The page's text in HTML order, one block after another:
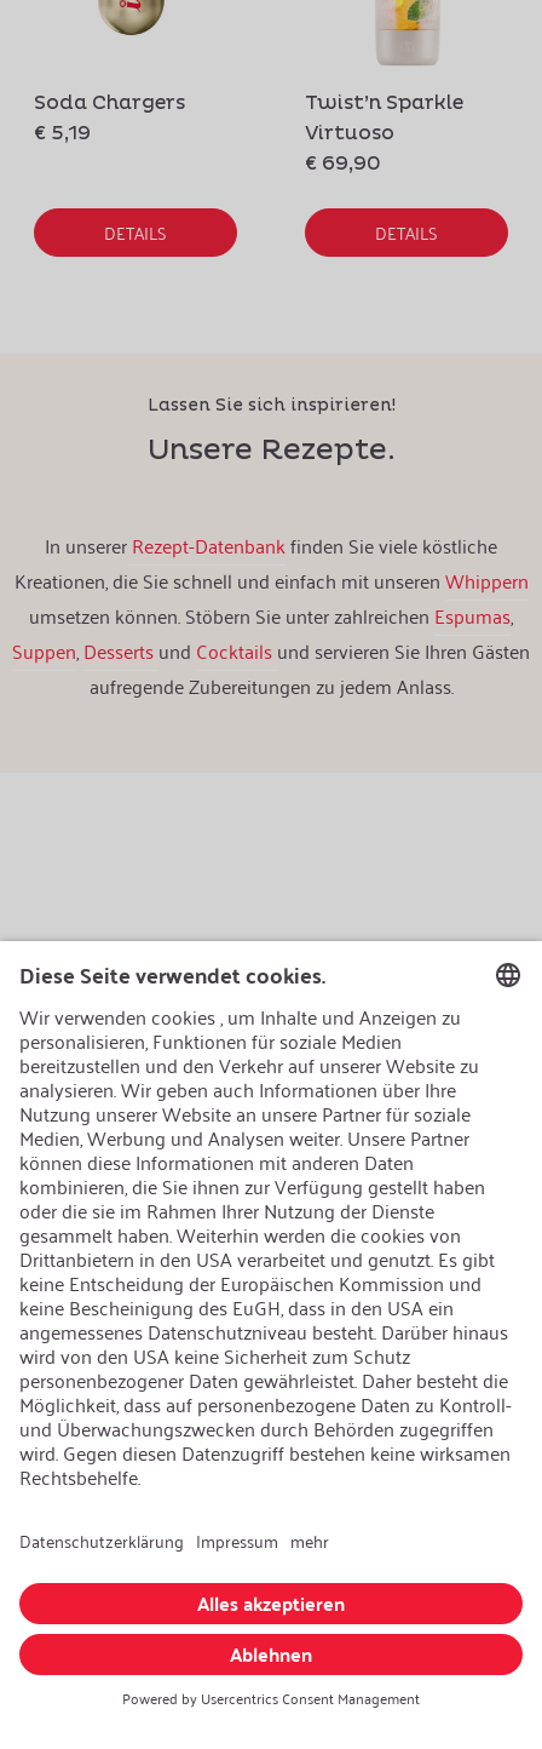
Soda Chargers
€ 5,19
DETAILS
Twist’n Sparkle
Virtuoso
€ 69,90
DETAILS
Lassen Sie sich inspirieren!
Unsere Rezepte.
In unsererRezept-Datenbankfinden Sie viele köstliche
Kreationen, die Sie schnell und einfach mit unserenWhippern
umsetzen können. Stöbern Sie unter zahlreichen Espumas,
Suppen,Dessertsund Cocktailsund servieren Sie Ihren Gästen
aufregende Zubereitungen zu jedem Anlass.
AEB/CoC
Nachhaltigkeit
Recycling
Nachhaltigkeit
Karriere
Offene Jobs
Kontakt
iSi Group
Produktkatalog
Garantieerweiterung
Unternehmenspolitik
Code of Conduct
Sprache ändern
Besuchen Sie uns auch auf: